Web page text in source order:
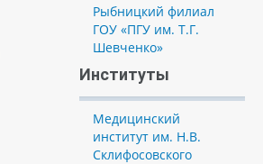
Рыбницкий филиал
ГОУ «ПГУ им. Т.Г.
Шевченко»
Институты
Медицинский
институт им. Н.В.
Склифосовского